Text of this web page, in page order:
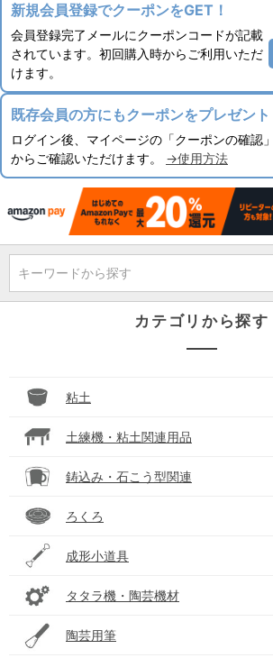
新規会員登録でクーポンをGET！
会員登録完了メールにクーポンコードが記載
されています。初回購入時からご利用いただ
けます。
既存会員の方にもクーポンをプレゼント
ログイン後、マイページの「クーポンの確認」
からご確認いただけます。 →使用方法
キーワードから探す
カテゴリから探す
粘土
土練機・粘土関連用品
鋳込み・石こう型関連
ろくろ
成形小道具
タタラ機・陶芸機材
陶芸用筆